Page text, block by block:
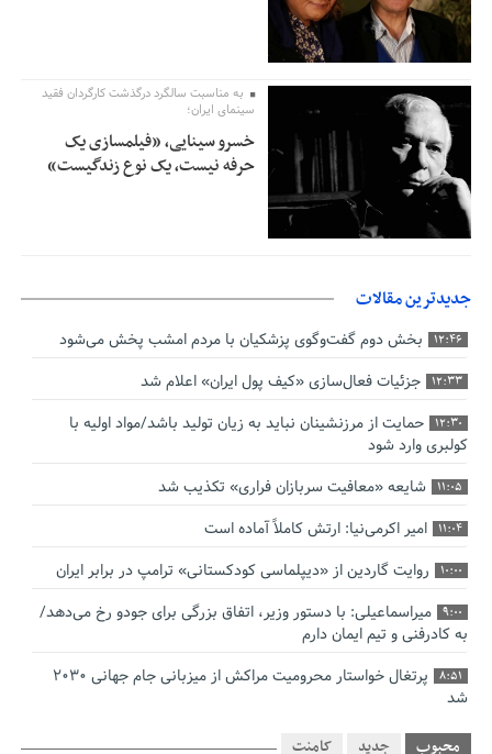
به مناسبت سالگرد درگذشت کارگردان فقید
سینمای ایران؛
خسرو سینایی، «فیلمسازی یک
حرفه نیست، یک نوع زندگیست»
جدیدترین مقالات
12:46 بخش دوم گفت‌وگوی پزشکیان با مردم امشب پخش می‌شود
12:33 جزئیات فعال‌سازی «کیف پول ایران» اعلام شد
12:30
حمایت از مرزنشینان نباید به زیان تولید باشد/مواد اولیه با
کولبری وارد شود
11:05 شایعه «معافیت سربازان فراری» تکذیب شد
11:04 امیر اکرمی‌نیا: ارتش کاملاً آماده است
10:00 روایت گاردین از «دیپلماسی کودکستانی» ترامپ در برابر ایران
9:00
میراسماعیلی: با دستور وزیر، اتفاق بزرگی برای جودو رخ می‌دهد/
به کادرفنی و تیم ایمان دارم
8:51
پرتغال خواستار محرومیت مراکش از میزبانی جام جهانی ۲۰۳۰
شد
فریدون جیرانی: اکبر عبدی حیف شدمحبوب جدید کامنت